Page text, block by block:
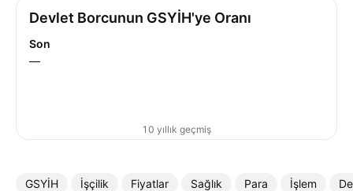
Devlet Borcunun GSYİH'ye Oranı
Son
—
10 yıllık geçmiş
GSYİH İşçilik Fiyatlar Sağlık Para İşlem